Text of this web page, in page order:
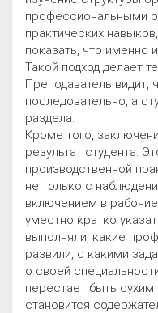
профессиональными
практических
показать, что именно
Такой подход делает
Преподаватель видит,
последовательно, а
раздела.
Кроме того,
результат студента.
производственной
не только с
включением в
уместно кратко
выполняли, какие
развили, с какими
о своей
перестает быть
становится